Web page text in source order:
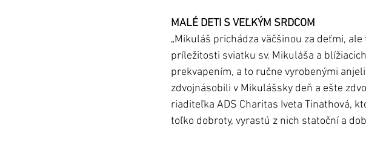
MALÉ DETI S VEĽKÝM SRDCOM
„Mikuláš prichádza väčšinou za deťmi,
príležitosti sviatku sv. Mikuláša a
prekvapením, a to ručne vyrobenými
zdvojnásobili v Mikulášsky deň a ešte
riaditeľka ADS Charitas Iveta Tinathová,
toľko dobroty, vyrastú z nich statoční a